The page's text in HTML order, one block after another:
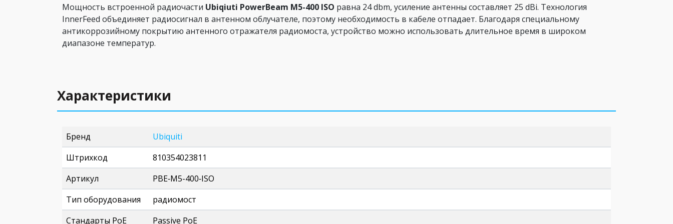
Мощность встроенной радиочасти Ubiqiuti PowerBeam M5-400 ISO равна 24 dbm, усиление антенны составляет 25 dBi. Технология
InnerFeed объединяет радиосигнал в антенном облучателе, поэтому необходимость в кабеле отпадает. Благодаря специальному
антикоррозийному покрытию антенного отражателя радиомоста, устройство можно использовать длительное время в широком
диапазоне температур.
Характеристики
Бренд
Ubiquiti
Штрихкод
810354023811
Артикул
PBE‑M5-400‑ISO
Тип оборудования
радиомост
Стандарты PoE
Passive PoE